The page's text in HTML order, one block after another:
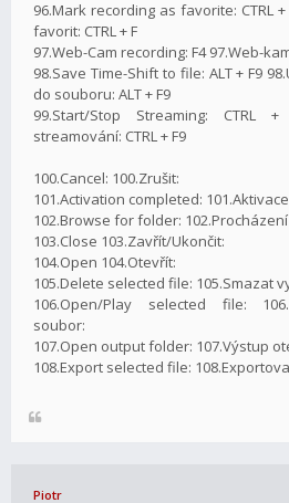
96.Mark recording as favorite: CTRL
favorit: CTRL + F
97.Web-Cam recording: F4 97.Web-
98.Save Time-Shift to file: ALT + F9
do souboru: ALT + F9
99.Start/Stop Streaming: CTRL
streamování: CTRL + F9
100.Cancel: 100.Zrušit:
101.Activation completed:
102.Browse for folder:
103.Close 103.Zavřít/Ukončit:
104.Open 104.Otevřít:
105.Delete selected file: 105.Smazat
106.Open/Play selected file:
soubor:
107.Open output folder: 107.Výstup
108.Export selected file:
Piotr